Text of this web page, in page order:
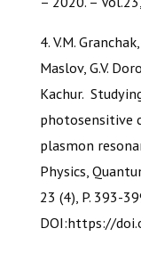
4. V.M.
Maslov, G.V.
Kachur.
photosensitive
plasmon
Physics,
23 (4), P. 393-
DOI:https://